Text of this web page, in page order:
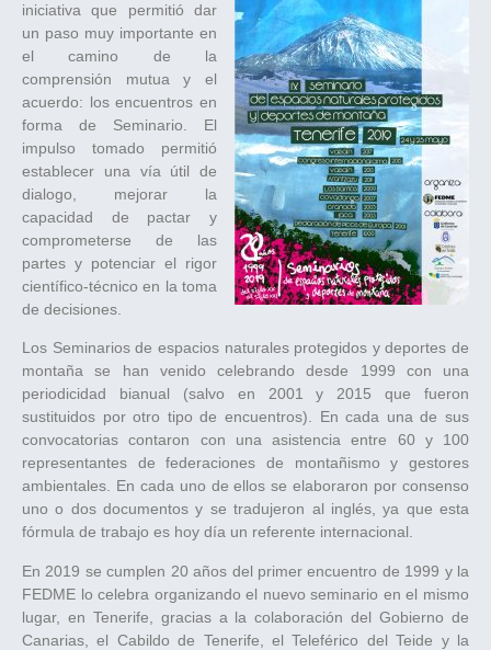
iniciativa que permitió dar
un paso muy importante en
el camino de la
comprensión mutua y el
acuerdo: los encuentros en
forma de Seminario. El
impulso tomado permitió
establecer una vía útil de
dialogo, mejorar la
capacidad de pactar y
comprometerse de las
partes y potenciar el rigor
científico-técnico en la toma
de decisiones.
Los Seminarios de espacios naturales protegidos y deportes de
montaña se han venido celebrando desde 1999 con una
periodicidad bianual (salvo en 2001 y 2015 que fueron
sustituidos por otro tipo de encuentros). En cada una de sus
convocatorias contaron con una asistencia entre 60 y 100
representantes de federaciones de montañismo y gestores
ambientales. En cada uno de ellos se elaboraron por consenso
uno o dos documentos y se tradujeron al inglés, ya que esta
fórmula de trabajo es hoy día un referente internacional.
En 2019 se cumplen 20 años del primer encuentro de 1999 y la
FEDME lo celebra organizando el nuevo seminario en el mismo
lugar, en Tenerife, gracias a la colaboración del Gobierno de
Canarias, el Cabildo de Tenerife, el Teleférico del Teide y la